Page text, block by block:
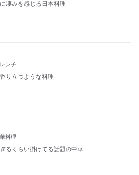
凄みを感じる日本料理
ンチ
り立つような料理
料理
るくらい掛けてる話題の中華